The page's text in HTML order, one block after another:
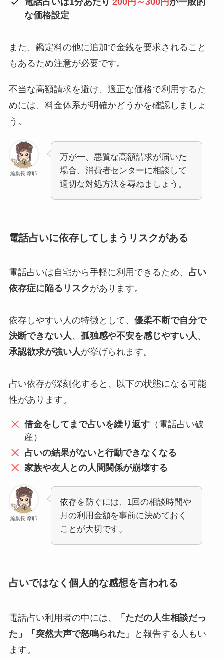
電話占いは1分あたり 200円～300円 が一般的
な価格設定
また、鑑定料の他に追加で金銭を要求されること
もあるため注意が必要です。
不当な高額請求を避け、適正な価格で利用するた
めには、料金体系が明確かどうかを確認しましょ
う。
編集長 摩耶
万が一、悪質な高額請求が届いた
場合、消費者センターに相談して
適切な対処方法を尋ねましょう。
電話占いに依存してしまうリスクがある
電話占いは自宅から手軽に利用できるため、 占い
依存症に陥るリスクがあります。
依存しやすい人の特徴として、 優柔不断で自分で
決断できない人、 孤独感や不安を感じやすい人、
承認欲求が強い人が挙げられます。
占い依存が深刻化すると、以下の状態になる可能
性があります。
借金をしてまで占いを繰り返す （電話占い破
産）
占いの結果がないと行動できなくなる
家族や友人との人間関係が崩壊する
編集長 摩耶
依存を防ぐには、1回の相談時間や
月の利用金額を事前に決めておく
ことが大切です。
占いではなく個人的な感想を言われる
電話占い利用者の中には、
「ただの人生相談だっ
た」「突然大声で怒鳴られた」
と報告する人もい
ます。